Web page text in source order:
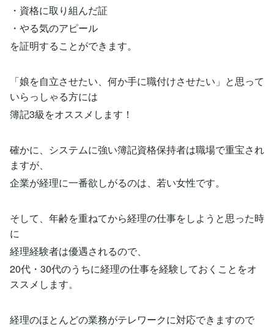
・資格に取り組んだ証
・やる気のアピール
を証明することができます。
「娘を自立させたい、何か手に職付けさせたい」と思って
いらっしゃる方には
簿記3級をオススメします！
確かに、システムに強い簿記資格保持者は職場で重宝され
ますが、
企業が経理に一番欲しがるのは、若い女性です。
そして、年齢を重ねてから経理の仕事をしようと思った時
に
経理経験者は優遇されるので、
20代・30代のうちに経理の仕事を経験しておくことをオ
ススメします。
経理のほとんどの業務がテレワークに対応できますので